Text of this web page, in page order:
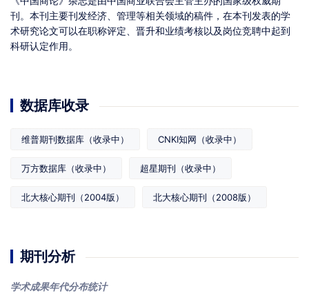
刊。本刊主要刊发经济、管理等相关领域的稿件，在本刊发表的学
术研究论文可以在职称评定、晋升和业绩考核以及岗位竞聘中起到
科研认定作用。
数据库收录
维普期刊数据库（收录中） CNKI知网（收录中）
万方数据库（收录中） 超星期刊（收录中）
北大核心期刊（2004版） 北大核心期刊（2008版）
期刊分析
学术成果年代分布统计